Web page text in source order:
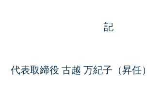
記
代表取締役 古越 万紀子（昇任）